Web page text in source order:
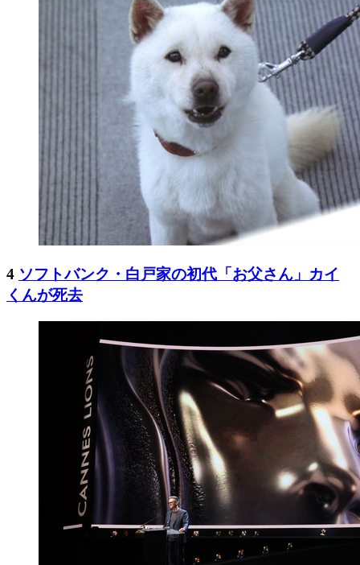
4 ソフトバンク・白戸家の初代「お父さん」カイ
くんが死去